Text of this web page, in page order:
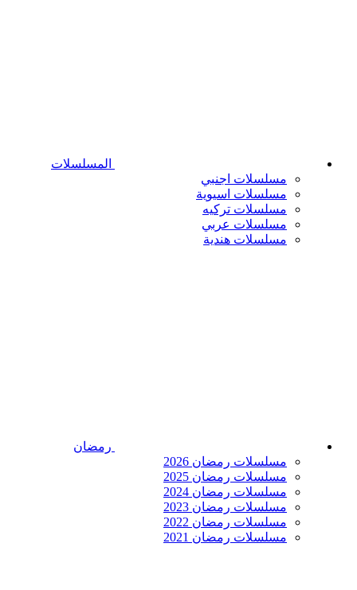
المسلسلات
مسلسلات اجنبي
مسلسلات اسيوية
مسلسلات تركيه
مسلسلات عربي
مسلسلات هندية
رمضان
مسلسلات رمضان 2026
مسلسلات رمضان 2025
مسلسلات رمضان 2024
مسلسلات رمضان 2023
مسلسلات رمضان 2022
مسلسلات رمضان 2021